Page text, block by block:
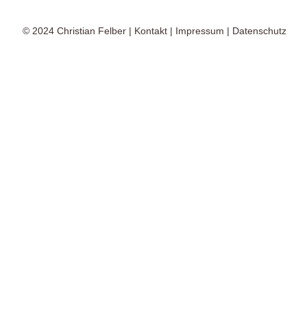
© 2024 Christian Felber | Kontakt | Impressum | Datenschutz